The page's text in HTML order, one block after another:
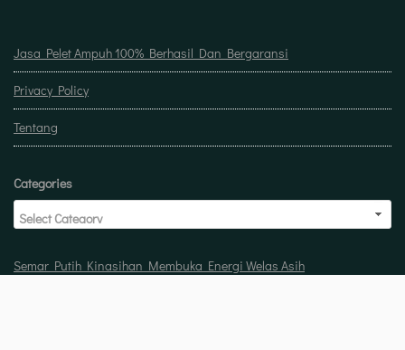
Jasa Pelet Ampuh 100% Berhasil Dan Bergaransi
Privacy Policy
Tentang
Categories
Semar Putih Kinasihan Membuka Energi Welas Asih